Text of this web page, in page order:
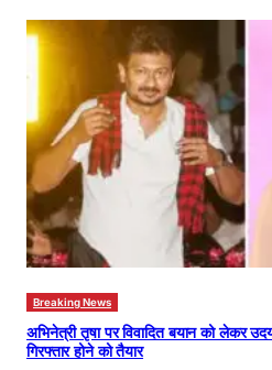
Breaking News
अभिनेत्री तृषा पर विवादित बयान को लेकर
गिरफ्तार होने को तैयार